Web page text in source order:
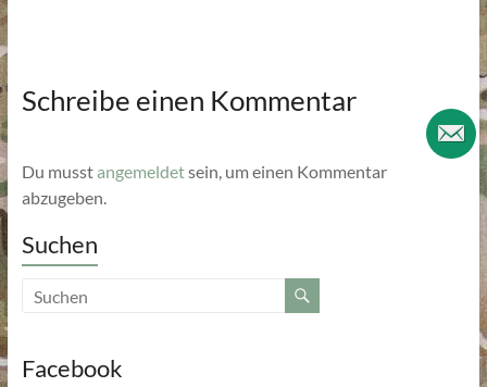
Schreibe einen Kommentar
Du musstangemeldetsein, um einen Kommentar
abzugeben.
Suchen
Facebook